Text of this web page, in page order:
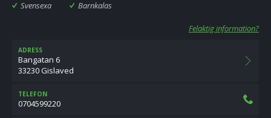
Svensexa Barnkalas
Felaktig information?
ADRESS
Bangatan 6
33230 Gislaved
TELEFON
0704599220